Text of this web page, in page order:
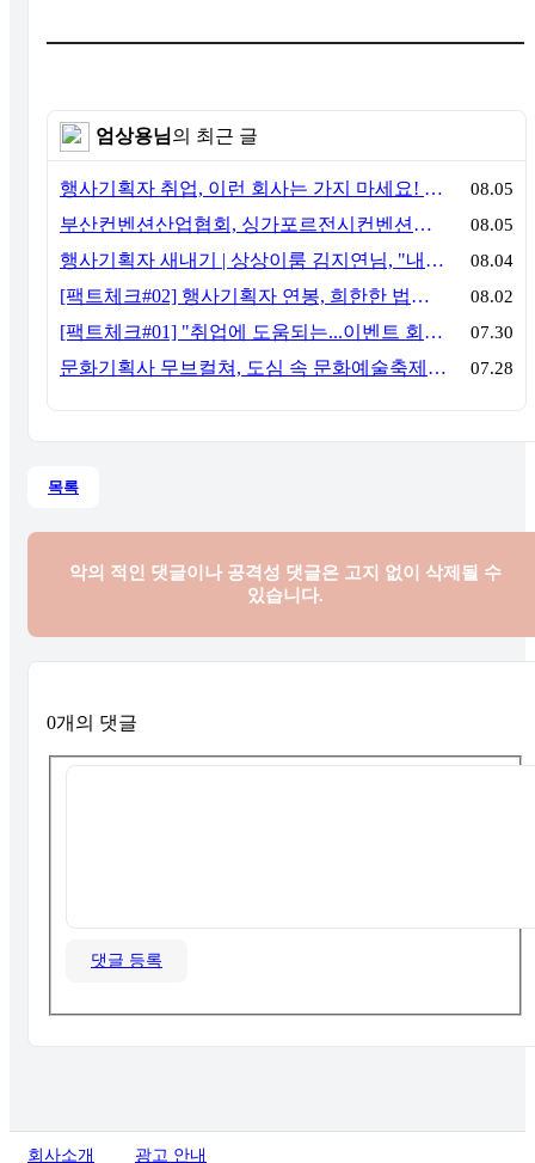
엄상용님의 최근 글
행사기획자 취업, 이런 회사는 가지 마세요! 신입이 꼭 알아야 할 5가지 기준[이벤트산업 팩트체크#3] 08.05
부산컨벤션산업협회, 싱가포르전시컨벤션협회(SACEOS)와 업무협약 체결… 아시아 마이스 협력 확대 08.05
행사기획자 새내기 | 상상이룸 김지연님, "내 맘대로, 내 뜻대로 행사를 만든다 08.04
[팩트체크#02] 행사기획자 연봉, 희한한 법칙~ '첨에는 비실, 3년만 지나면 튼실' 08.02
[팩트체크#01] "취업에 도움되는...이벤트 회사, 어떻게 구분할까?"… 1인당 매출 '3억 원'의 법칙 07.30
문화기획사 무브컬쳐, 도심 속 문화예술축제 ‘서초 클래식 테마파크: 봄밤의 클래식’ 성공적 연출 07.28
목록
악의 적인 댓글이나 공격성 댓글은 고지 없이 삭제될 수
있습니다.
0개의 댓글
댓글 등록
회사소개 광고 안내